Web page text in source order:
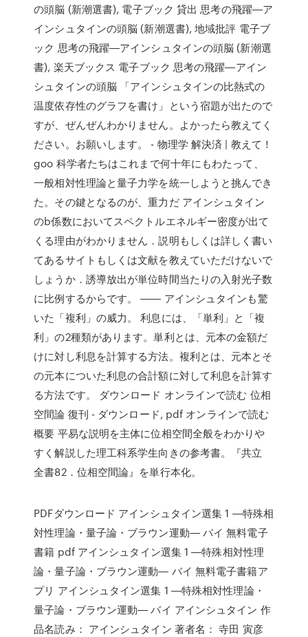
の頭脳 (新潮選書), 電子ブック 貸出 思考の飛躍―ア
インシュタインの頭脳 (新潮選書), 地域批評 電子ブ
ック 思考の飛躍―アインシュタインの頭脳 (新潮選
書), 楽天ブックス 電子ブック 思考の飛躍―アイン
シュタインの頭脳 「アインシュタインの比熱式の
温度依存性のグラフを書け」という宿題が出たので
すが、ぜんぜんわかりません。よかったら教えてく
ださい。お願いします。 - 物理学 解決済 | 教えて！
goo 科学者たちはこれまで何十年にもわたって、
一般相対性理論と量子力学を統一しようと挑んでき
た。その鍵となるのが、重力だ アインシュタイン
のb係数においてスペクトルエネルギー密度が出て
くる理由がわかりません．説明もしくは詳しく書い
てあるサイトもしくは文献を教えていただけないで
しょうか．誘導放出が単位時間当たりの入射光子数
に比例するからです。 ―― アインシュタインも驚
いた「複利」の威力。 利息には、「単利」と「複
利」の2種類があります。単利とは、元本の金額だ
けに対し利息を計算する方法。複利とは、元本とそ
の元本についた利息の合計額に対して利息を計算す
る方法です。 ダウンロード オンラインで読む 位相
空間論 復刊 - ダウンロード, pdf オンラインで読む
概要 平易な説明を主体に位相空間全般をわかりや
すく解説した理工科系学生向きの参考書。『共立
全書82．位相空間論』を単行本化。
PDFダウンロード アインシュタイン選集 1 ―特殊相
対性理論・量子論・ブラウン運動― バイ 無料電子
書籍 pdf アインシュタイン選集 1 ―特殊相対性理
論・量子論・ブラウン運動― バイ 無料電子書籍ア
プリ アインシュタイン選集 1 ―特殊相対性理論・
量子論・ブラウン運動― バイ アインシュタイン 作
品名読み： アインシュタイン 著者名： 寺田 寅彦